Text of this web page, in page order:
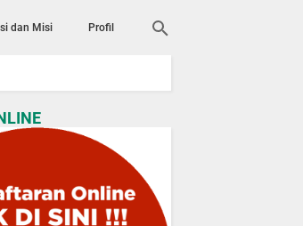
dan Misi Profil